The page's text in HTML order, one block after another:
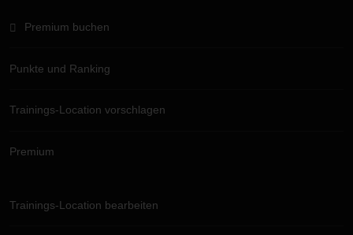
Premium buchen
Punkte und Ranking
Trainings-Location vorschlagen
Premium
Trainings-Location bearbeiten